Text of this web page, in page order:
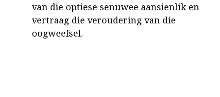
van die optiese senuwee aansienlik en
vertraag die veroudering van die
oogweefsel.